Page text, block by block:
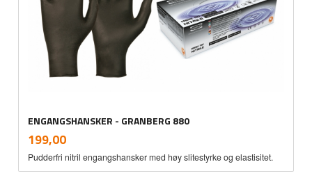
ENGANGSHANSKER - GRANBERG 880
Pris
199,00mva.
Pudderfri nitril engangshansker med høy slitestyrke og elastisitet.